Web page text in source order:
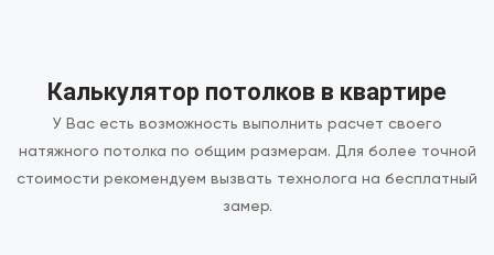
Калькулятор потолков в квартире
У Вас есть возможность выполнить расчет своего
натяжного потолка по общим размерам. Для более точной
стоимости рекомендуем вызвать технолога на бесплатный
замер.